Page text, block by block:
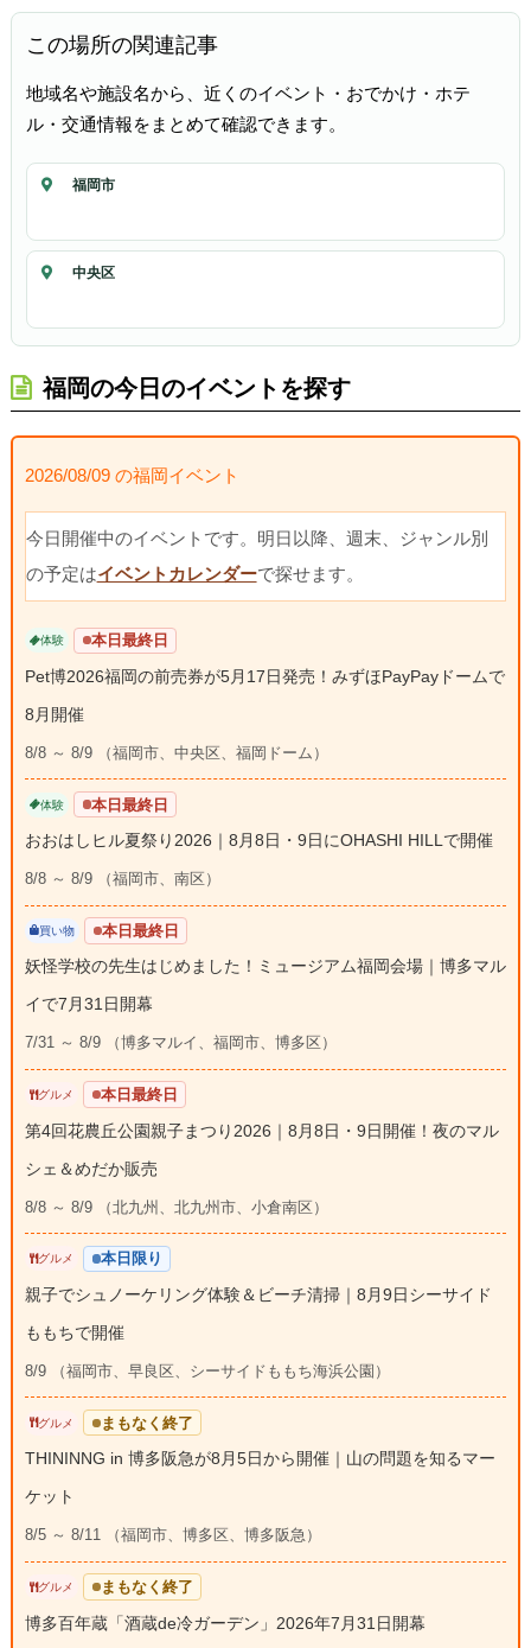
この場所の関連記事
地域名や施設名から、近くのイベント・おでかけ・ホテ
ル・交通情報をまとめて確認できます。
福岡市
中央区
福岡の今日のイベントを探す
2026/08/09 の福岡イベント
今日開催中のイベントです。明日以降、週末、ジャンル別
の予定はイベントカレンダーで探せます。
体験 本日最終日
Pet博2026福岡の前売券が5月17日発売！みずほPayPayドームで
8月開催
8/8 ～ 8/9 （福岡市、中央区、福岡ドーム）
体験 本日最終日
おおはしヒル夏祭り2026｜8月8日・9日にOHASHI HILLで開催
8/8 ～ 8/9 （福岡市、南区）
買い物 本日最終日
妖怪学校の先生はじめました！ミュージアム福岡会場｜博多マル
イで7月31日開幕
7/31 ～ 8/9 （博多マルイ、福岡市、博多区）
グルメ 本日最終日
第4回花農丘公園親子まつり2026｜8月8日・9日開催！夜のマル
シェ＆めだか販売
8/8 ～ 8/9 （北九州、北九州市、小倉南区）
グルメ 本日限り
親子でシュノーケリング体験＆ビーチ清掃｜8月9日シーサイド
ももちで開催
8/9 （福岡市、早良区、シーサイドももち海浜公園）
グルメ まもなく終了
THININNG in 博多阪急が8月5日から開催｜山の問題を知るマー
ケット
8/5 ～ 8/11 （福岡市、博多区、博多阪急）
グルメ まもなく終了
博多百年蔵「酒蔵de冷ガーデン」2026年7月31日開幕